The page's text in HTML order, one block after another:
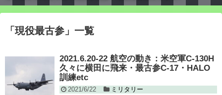
「 現役最古参 」 一覧
2021.6.20-22 航空の動き：米空軍C-130H
久々に横田に飛来・最古参C-17・HALO
訓練etc
2021/6/22
ミリタリー